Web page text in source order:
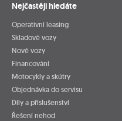
Nejčastěji hledáte
Operativní leasing
Skladové vozy
Nové vozy
Financování
Motocykly a skútry
Objednávka do servisu
Díly a příslušenství
Řešení nehod